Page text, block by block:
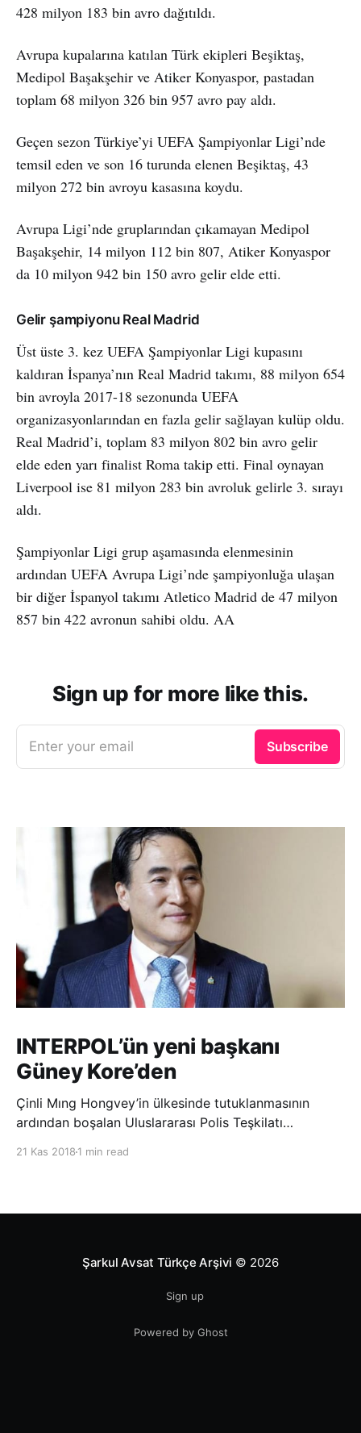
428 milyon 183 bin avro dağıtıldı.
Avrupa kupalarına katılan Türk ekipleri Beşiktaş,
Medipol Başakşehir ve Atiker Konyaspor, pastadan
toplam 68 milyon 326 bin 957 avro pay aldı.
Geçen sezon Türkiye’yi UEFA Şampiyonlar Ligi’nde
temsil eden ve son 16 turunda elenen Beşiktaş, 43
milyon 272 bin avroyu kasasına koydu.
Avrupa Ligi’nde gruplarından çıkamayan Medipol
Başakşehir, 14 milyon 112 bin 807, Atiker Konyaspor
da 10 milyon 942 bin 150 avro gelir elde etti.
Gelir şampiyonu Real Madrid
Üst üste 3. kez UEFA Şampiyonlar Ligi kupasını
kaldıran İspanya’nın Real Madrid takımı, 88 milyon 654
bin avroyla 2017-18 sezonunda UEFA
organizasyonlarından en fazla gelir sağlayan kulüp oldu.
Real Madrid’i, toplam 83 milyon 802 bin avro gelir
elde eden yarı finalist Roma takip etti. Final oynayan
Liverpool ise 81 milyon 283 bin avroluk gelirle 3. sırayı
aldı.
Şampiyonlar Ligi grup aşamasında elenmesinin
ardından UEFA Avrupa Ligi’nde şampiyonluğa ulaşan
bir diğer İspanyol takımı Atletico Madrid de 47 milyon
857 bin 422 avronun sahibi oldu. AA
Sign up for more like this.
Enter your email Subscribe
INTERPOL’ün yeni başkanı
Güney Kore’den
Çinli Mıng Hongvey’in ülkesinde tutuklanmasının
ardından boşalan Uluslararası Polis Teşkilatı
21 Kas 2018 1 min read
Şarkul Avsat Türkçe Arşivi © 2026
Sign up
Powered by Ghost